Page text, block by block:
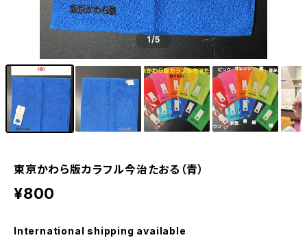
1/5
東京かわら版カラフル今治たおる（青）
¥800
International shipping available